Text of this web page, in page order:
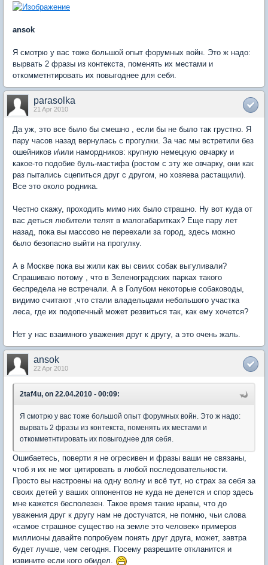
ansok
Я смотрю у вас тоже большой опыт форумных войн. Это ж надо:
вырвать 2 фразы из контекста, поменять их местами и
откомметнтировать их повыгоднее для себя.
parasolka
21 Apr 2010
Да уж, это все было бы смешно , если бы не было так грустно. Я
пару часов назад вернулась с прогулки. За час мы встретили без
ошейников и\или намордников: крупную немецкую овчарку и
какое-то подобие буль-мастифа (ростом с эту же овчарку, они как
раз пытались сцепиться друг с другом, но хозяева растащили).
Все это около родника.
Честно скажу, проходить мимо них было страшно. Ну вот куда от
вас деться любители телят в малогабаритках? Еще пару лет
назад, пока вы массово не переехали за город, здесь можно
было безопасно выйти на прогулку.
А в Москве пока вы жили как вы свиих собак выгуливали?
Спрашиваю потому , что в Зеленоградских парках такого
беспредела не встречали. А в Голубом некоторые собаководы,
видимо считают ,что стали владельцами небольшого участка
леса, где их подопечный может резвиться так, как ему хочется?
Нет у нас взаимного уважения друг к другу, а это очень жаль.
ansok
22 Apr 2010
2taf4u, on 22.04.2010 - 00:09:
Я смотрю у вас тоже большой опыт форумных войн. Это ж надо:
вырвать 2 фразы из контекста, поменять их местами и
откомметнтировать их повыгоднее для себя.
Ошибаетесь, поверти я не огресивен и фразы ваши не связаны,
чтоб я их не мог цитировать в любой последовательности.
Просто вы настроены на одну волну и всё тут, но страх за себя за
своих детей у ваших оппонентов не куда не денется и спор здесь
мне кажется бесполезен. Такое время такие нравы, что до
уважения друг к другу нам не достучатся, не помню, чьи слова
«самое страшное существо на земле это человек» примеров
миллионы давайте попробуем понять друг друга, может, завтра
будет лучше, чем сегодня. Посему разрешите откланится и
извините если кого обидел.